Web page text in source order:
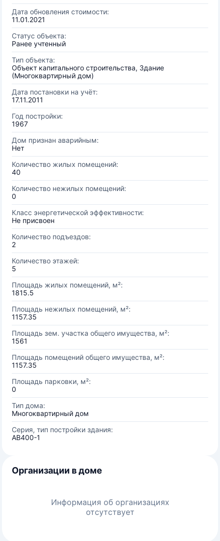
Дата обновления стоимости:
11.01.2021
Статус объекта:
Ранее учтенный
Тип объекта:
Объект капитального строительства, Здание
(Многоквартирный дом)
Дата постановки на учёт:
17.11.2011
Год постройки:
1967
Дом признан аварийным:
Нет
Количество жилых помещений:
40
Количество нежилых помещений:
0
Класс энергетической эффективности:
Не присвоен
Количество подъездов:
2
Количество этажей:
5
Площадь жилых помещений, м²:
1815.5
Площадь нежилых помещений, м²:
1157.35
Площадь зем. участка общего имущества, м²:
1561
Площадь помещений общего имущества, м²:
1157.35
Площадь парковки, м²:
0
Тип дома:
Многоквартирный дом
Серия, тип постройки здания:
АВ400-1
Организации в доме
Информация об организациях
отсутствует